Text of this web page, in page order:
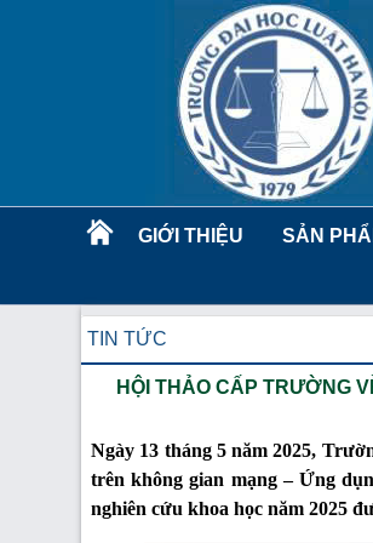
GIỚI THIỆU SẢN
TIN TỨC
HỘI THẢO CẤP TRƯỜNG
Ngày 13 tháng 5 năm 2025,
trên không gian mạng – Ứng
nghiên cứu khoa học năm 2025